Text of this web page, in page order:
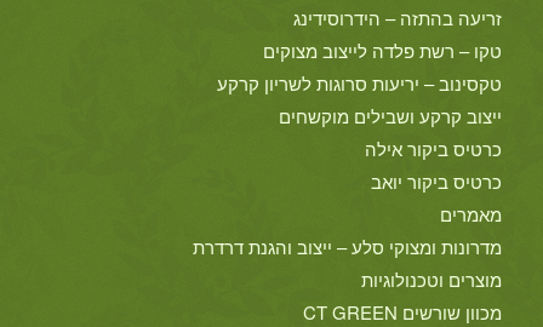
זריעה בהתזה – הידרוסידינג
טקו – רשת פלדה לייצוב מצוקים
טקסינוב – יריעות סרוגות לשריון קרקע
ייצוב קרקע ושבילים מוקשחים
כרטיס ביקור אילה
כרטיס ביקור יואב
מאמרים
מדרונות ומצוקי סלע – ייצוב והגנת דרדרת
מוצרים וטכנולוגיות
מכוון שורשים CT GREEN